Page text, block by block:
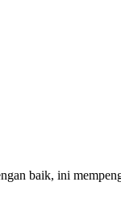
baik, ini